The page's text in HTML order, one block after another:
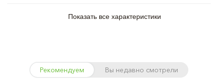
Показать все характеристики
Рекомендуем Вы недавно смотрели